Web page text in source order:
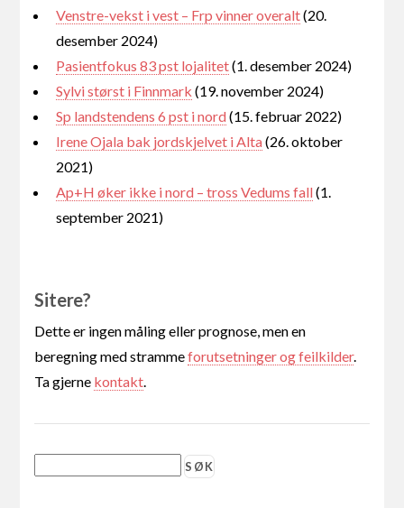
Venstre-vekst i vest – Frp vinner overalt(20.
desember 2024)
Pasientfokus 83 pst lojalitet(1. desember 2024)
Sylvi størst i Finnmark (19. november 2024)
Sp landstendens 6 pst i nord(15. februar 2022)
Irene Ojala bak jordskjelvet i Alta(26. oktober
2021)
Ap+H øker ikke i nord – tross Vedums fall(1.
september 2021)
Sitere?
Dette er ingen måling eller prognose, men en
beregning med strammeforutsetninger og feilkilder.
Ta gjerne kontakt.